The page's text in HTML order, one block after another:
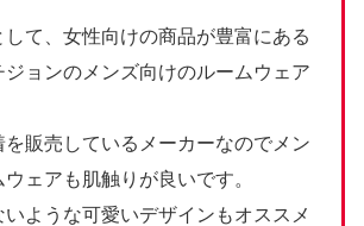
して、女性向けの商品が豊富にある
ジョンのメンズ向けのルームウェア
を販売しているメーカーなのでメン
ェアも肌触りが良いです。
ような可愛いデザインもオススメ